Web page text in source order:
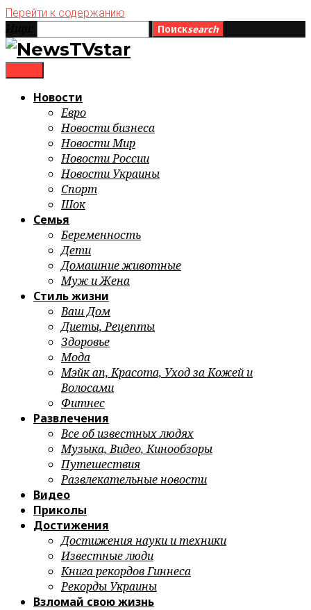
Перейти к содержанию
Поискsearch
Новости
Евро
Новости бизнеса
Новости Мир
Новости России
Новости Украины
Спорт
Шок
Семья
Беременность
Дети
Домашние животные
Муж и Жена
Стиль жизни
Ваш Дом
Диеты, Рецепты
Здоровье
Мода
Мэйк ап, Красота, Уход за Кожей и
Волосами
Фитнес
Развлечения
Все об известных людях
Музыка, Видео, Кинообзоры
Путешествия
Развлекательные новости
Видео
Приколы
Достижения
Достижения науки и техники
Известные люди
Книга рекордов Гиннеса
Рекорды Украины
Взломай свою жизнь